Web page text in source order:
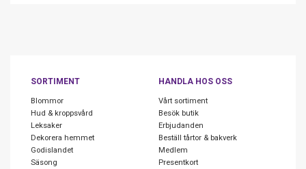
SORTIMENT
Blommor
Hud & kroppsvård
Leksaker
Dekorera hemmet
Godislandet
Säsong
HANDLA HOS OSS
Vårt sortiment
Besök butik
Erbjudanden
Beställ tårtor & bakverk
Medlem
Presentkort